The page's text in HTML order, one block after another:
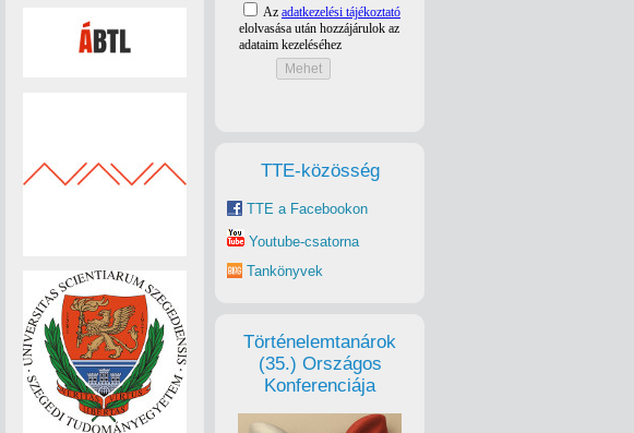
TTE-közösség
TTE a Facebookon
Youtube-csatorna
Tankönyvek
Történelemtanárok
(35.) Országos
Konferenciája